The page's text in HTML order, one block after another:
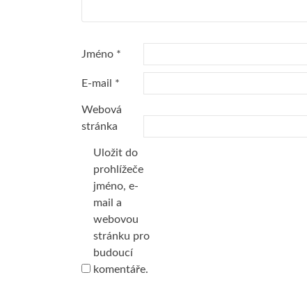
Jméno *
E-mail *
Webová
stránka
Uložit do
prohlížeče
jméno, e-
mail a
webovou
stránku pro
budoucí
komentáře.